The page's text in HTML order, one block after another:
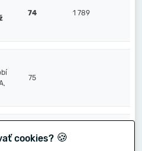
74 1 789
75
76
cookies? 🍪